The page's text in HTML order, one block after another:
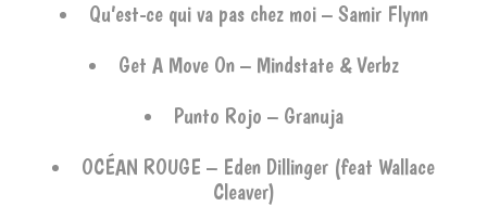
Qu’est-ce qui va pas chez moi – Samir Flynn
Get A Move On – Mindstate & Verbz
Punto Rojo – Granuja
OCÉAN ROUGE – Eden Dillinger (feat Wallace
Cleaver)